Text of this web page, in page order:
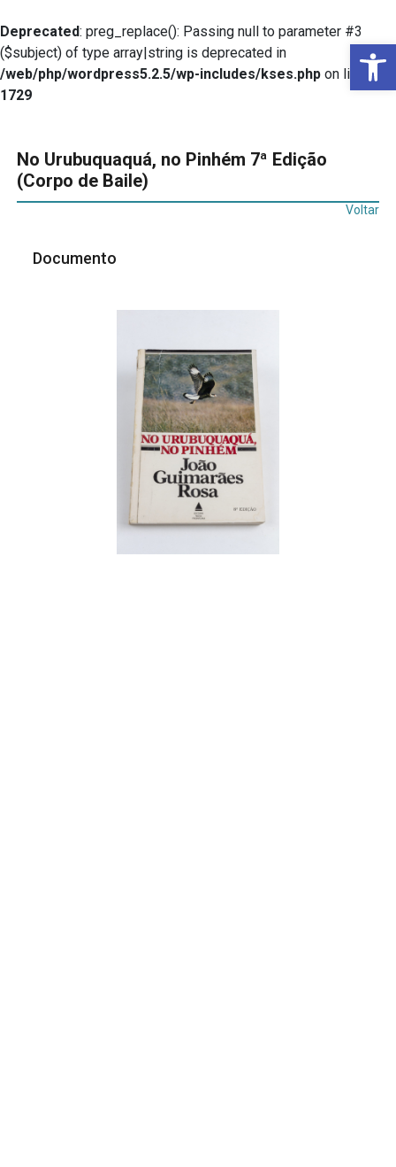
Deprecated: preg_replace(): Passing null to parameter #3
($subject) of type array|string is deprecated in
/web/php/wordpress5.2.5/wp-includes/kses.php on line
1729
No Urubuquaquá, no Pinhém 7ª Edição
(Corpo de Baile)
Voltar
Documento